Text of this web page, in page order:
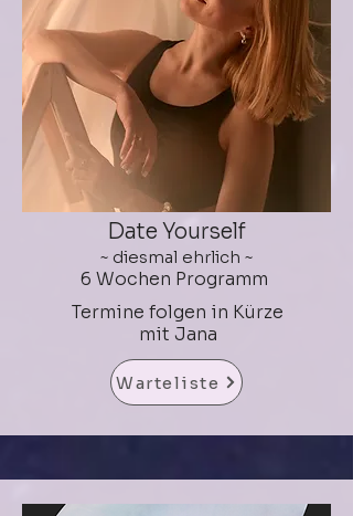
Date Yourself
~ diesmal ehrlich ~
6 Wochen Programm
Termine folgen in Kürze
mit Jana
Warteliste